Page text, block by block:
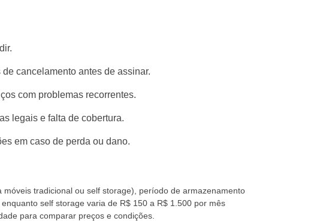
cancelamento antes de assinar.
com problemas recorrentes.
legais e falta de cobertura.
em caso de perda ou dano.
tradicional ou self storage), período de armazenamento
self storage varia de R$ 150 a R$ 1.500 por mês
para comparar preços e condições.